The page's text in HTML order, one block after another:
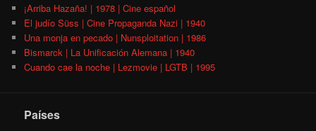
¡Arriba Hazaña! | 1978 | Cine español
El judío Süss | Cine Propaganda Nazi | 1940
Una monja en pecado | Nunsploitation | 1986
Bismarck | La Unificación Alemana | 1940
Cuando cae la noche | Lezmovie | LGTB | 1995
Países